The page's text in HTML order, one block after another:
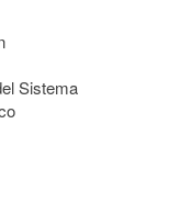
Sistema